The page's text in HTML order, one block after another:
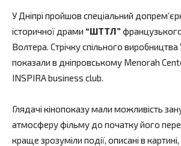
У Дніпрі пройшов спеціальний
історичної драми “ШТТЛ”
Волтера. Стрічку спільного виробництва
показали в дніпровському Menorah
INSPIRA business club.
Глядачі кінопоказу мали можливість
атмосферу фільму до початку його
краще зрозуміли події, описані в